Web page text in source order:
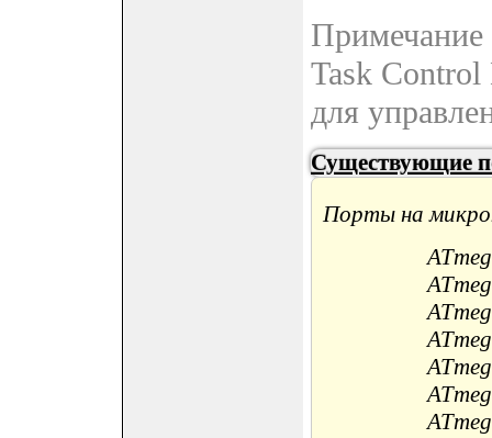
Примечание
Task
для
Существующие
Порты на